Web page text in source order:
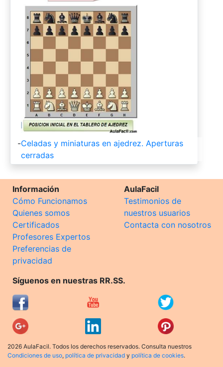
-Celadas y miniaturas en ajedrez. Aperturas
cerradas
Información
Cómo Funcionamos
Quienes somos
Certificados
Profesores Expertos
Preferencias de
privacidad
AulaFacil
Testimonios de
nuestros usuarios
Contacta con nosotros
Síguenos en nuestras RR.SS.
2026 AulaFacil. Todos los derechos reservados. Consulta nuestros
Condiciones de uso, política de privacidad y política de cookies.